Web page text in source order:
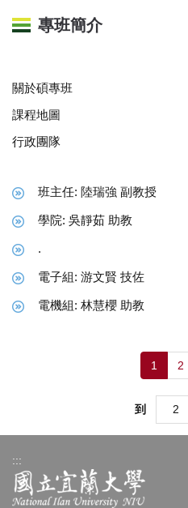
專班簡介
關於碩專班
課程地圖
行政團隊
班主任: 陸瑞強 副教授
學院: 吳靜茹 助教
.
電子組: 游文賢 技佐
電機組: 林慧櫻 助教
1 2
到
:::